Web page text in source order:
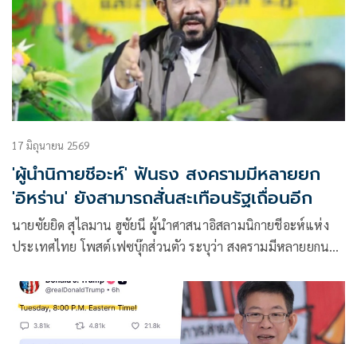
17 มิถุนายน 2569
'ผู้นำนิกายชีอะห์' ฟันธง สงครามมีหลายยก
'อิหร่าน' ยังสามารถสั่นสะเทือนรัฐเถื่อนอีก
นายซัยยิด สุไลมาน ฮูซัยนี ผู้นำศาสนาอิสลามนิกายชีอะห์แห่ง
ประเทศไทย โพสต์เฟซบุ๊กส่วนตัว ระบุว่า สงครามมีหลายยกนะ